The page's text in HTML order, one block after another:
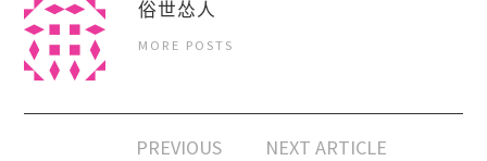
俗世怂人
MORE POSTS
PREVIOUS
NEXT ARTICLE